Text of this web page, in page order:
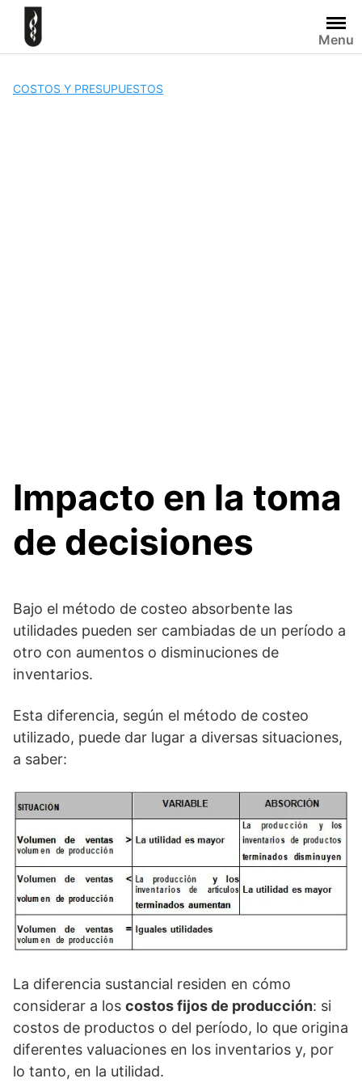
Skip
content
Menu
COSTOS Y PRESUPUESTOS
Impacto en la toma
de decisiones
Bajo el método de costeo absorbente las
utilidades pueden ser cambiadas de un período a
otro con aumentos o disminuciones de
inventarios.
Esta diferencia, según el método de costeo
utilizado, puede dar lugar a diversas situaciones,
a saber:
La diferencia sustancial residen en cómo
considerar a los costos fijos de producción: si
costos de productos o del período, lo que origina
diferentes valuaciones en los inventarios y, por
lo tanto, en la utilidad.